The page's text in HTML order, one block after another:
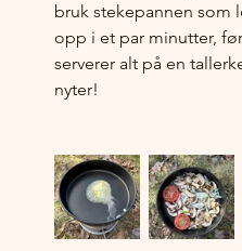
bruk stekepannen som
opp i et par minutter,
serverer alt på en
nyter!